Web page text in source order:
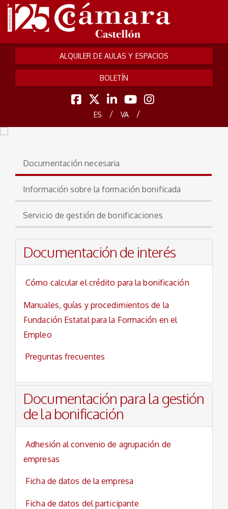
ALQUILER DE AULAS Y ESPACIOS
BOLETÍN
ES / VA /
Documentación necesaria
Información sobre la formación bonificada
Servicio de gestión de bonificaciones
Documentación de interés
Cómo calcular el crédito para la bonificación
Manuales, guías y procedimientos de la
Fundación Estatal para la Formación en el
Empleo
Preguntas frecuentes
Documentación para la gestión
de la bonificación
Adhesión al convenio de agrupación de
empresas
Ficha de datos de la empresa
Ficha de datos del participante